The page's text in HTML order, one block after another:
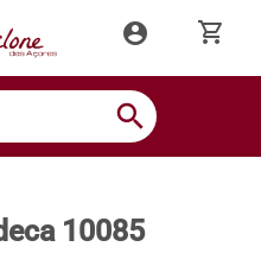
account_circle shopping_cart
search
10085